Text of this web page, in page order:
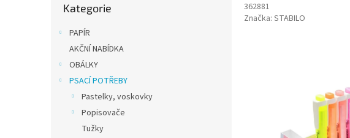
kategorie
Kategorie
PAPÍR
AKČNÍ NABÍDKA
OBÁLKY
PSACÍ POTŘEBY
Pastelky, voskovky
Popisovače
Tužky
362881
Značka: STABILO